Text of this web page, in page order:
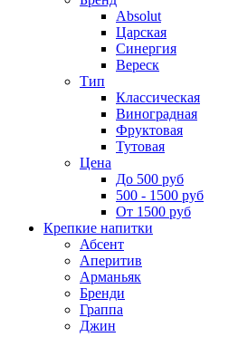
Absolut
Царская
Синергия
Вереск
Тип
Классическая
Виноградная
Фруктовая
Тутовая
Цена
До 500 руб
500 - 1500 руб
От 1500 руб
Крепкие напитки
Абсент
Аперитив
Арманьяк
Бренди
Граппа
Джин